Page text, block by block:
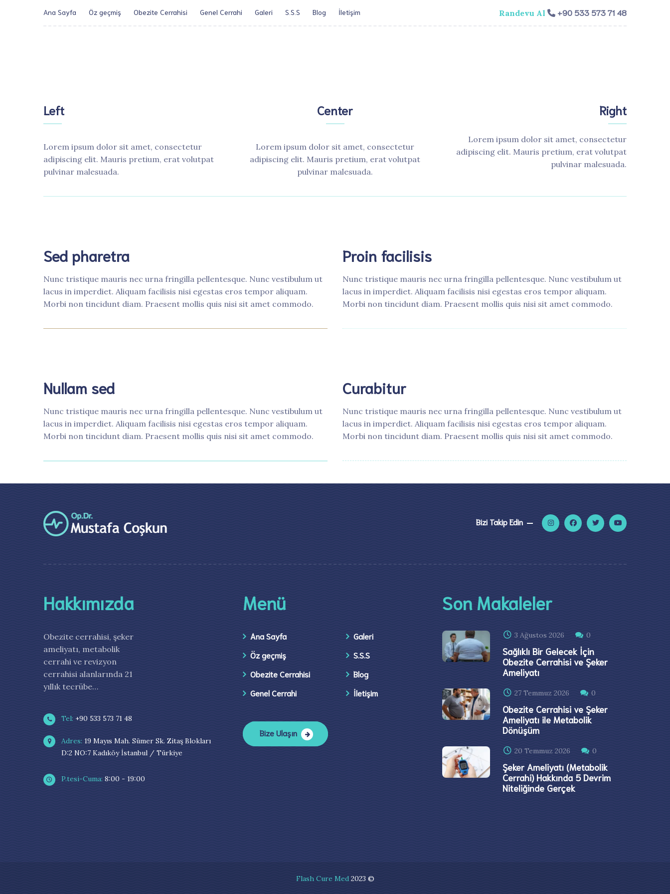
Ana Sayfa Öz geçmiş Obezite Cerrahisi Genel Cerrahi Galeri S.S.S Blog İletişim​ Randevu Al +90 533 573 71 48
Left
Lorem ipsum dolor sit amet, consectetur
adipiscing elit. Mauris pretium, erat volutpat
pulvinar malesuada.
Center
Lorem ipsum dolor sit amet, consectetur
adipiscing elit. Mauris pretium, erat volutpat
pulvinar malesuada.
Right
Lorem ipsum dolor sit amet, consectetur
adipiscing elit. Mauris pretium, erat volutpat
pulvinar malesuada.
Sed pharetra
Nunc tristique mauris nec urna fringilla pellentesque. Nunc vestibulum ut
lacus in imperdiet. Aliquam facilisis nisi egestas eros tempor aliquam.
Morbi non tincidunt diam. Praesent mollis quis nisi sit amet commodo.
Proin facilisis
Nunc tristique mauris nec urna fringilla pellentesque. Nunc vestibulum ut
lacus in imperdiet. Aliquam facilisis nisi egestas eros tempor aliquam.
Morbi non tincidunt diam. Praesent mollis quis nisi sit amet commodo.
Nullam sed
Nunc tristique mauris nec urna fringilla pellentesque. Nunc vestibulum ut
lacus in imperdiet. Aliquam facilisis nisi egestas eros tempor aliquam.
Morbi non tincidunt diam. Praesent mollis quis nisi sit amet commodo.
Curabitur
Nunc tristique mauris nec urna fringilla pellentesque. Nunc vestibulum ut
lacus in imperdiet. Aliquam facilisis nisi egestas eros tempor aliquam.
Morbi non tincidunt diam. Praesent mollis quis nisi sit amet commodo.
Bizi Takip Edin
Hakkımızda
Obezite cerrahisi, şeker
ameliyatı, metabolik
cerrahi ve revizyon
cerrahisi alanlarında 21
yıllık tecrübe…
Tel: +90 533 573 71 48
Adres: 19 Mayıs Mah. Sümer Sk. Zitaş Blokları
D:2 NO:7 Kadıköy İstanbul / Türkiye
P.tesi-Cuma: 8:00 - 19:00
Menü
Ana Sayfa
Öz geçmiş
Obezite Cerrahisi
Genel Cerrahi
Galeri
S.S.S
Blog
İletişim​
Bize Ulaşın
Son Makaleler
3 Ağustos 2026 0
Sağlıklı Bir Gelecek İçin
Obezite Cerrahisi ve Şeker
Ameliyatı
27 Temmuz 2026 0
Obezite Cerrahisi ve Şeker
Ameliyatı ile Metabolik
Dönüşüm
20 Temmuz 2026 0
Şeker Ameliyatı (Metabolik
Cerrahi) Hakkında 5 Devrim
Niteliğinde Gerçek
Flash Cure Med 2023 ©